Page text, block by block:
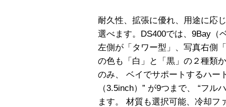
耐久性、拡張に優れ、用途に応
選べます。DS400では、9Bay（
左側が「タワー型」、写真右側
の色も「白」と「黒」の２種類
のみ、 ベイでサポートするハー
（3.5inch）” が9つまで、 “フル
ます。 材質も選択可能、冷却フ